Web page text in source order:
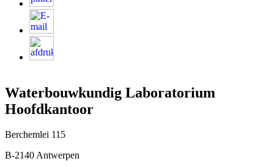
Waterbouwkundig Laboratorium
Hoofdkantoor
Berchemlei 115
B-2140 Antwerpen